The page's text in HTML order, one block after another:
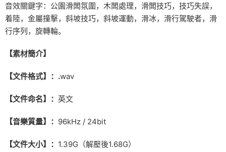
音效關鍵字：公園滑闆氛圍，木闆處理，滑闆技巧，技巧失誤，
着陸，金屬撞擊，斜坡技巧，斜坡運動，滑冰，滑行駕駛者，滑
行序列，旋轉輪。
【素材簡介】
【文件格式】：.wav
【文件命名】： 英文
【音樂質量】： 96kHz / 24bit
【文件大小】： 1.39G（解壓後1.68G）